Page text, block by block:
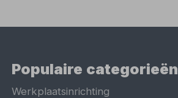
Populaire categorieën
Werkplaatsinrichting